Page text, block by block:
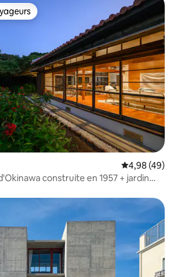
Évaluation
4,98 (49)
construite en 1957 + jardin